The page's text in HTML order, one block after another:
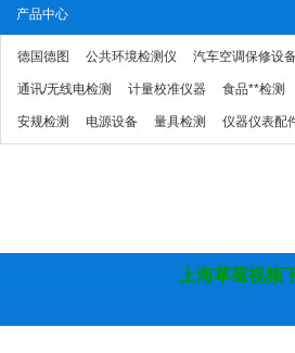
产品中心
德国德图 公共环境检测仪 汽车空调保修设
通讯/无线电检测 计量校准仪器 食品**检测
安规检测 电源设备 量具检测 仪器仪表配
上海草莓视